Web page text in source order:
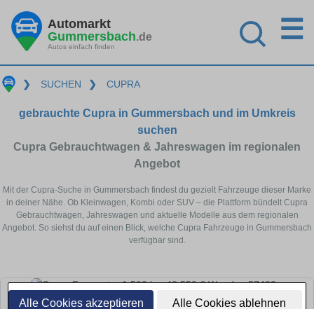
Alle Cookies akzeptieren Alle Cookies ablehnen
Automarkt
Gummersbach.de
Autos einfach finden
☰
❯ SUCHEN ❯ CUPRA
gebrauchte Cupra in Gummersbach und im Umkreis
suchen
Cupra Gebrauchtwagen & Jahreswagen im regionalen
Angebot
Mit der Cupra-Suche in Gummersbach findest du gezielt Fahrzeuge dieser Marke
in deiner Nähe. Ob Kleinwagen, Kombi oder SUV – die Plattform bündelt Cupra
Gebrauchtwagen, Jahreswagen und aktuelle Modelle aus dem regionalen
Angebot. So siehst du auf einen Blick, welche Cupra Fahrzeuge in Gummersbach
verfügbar sind.